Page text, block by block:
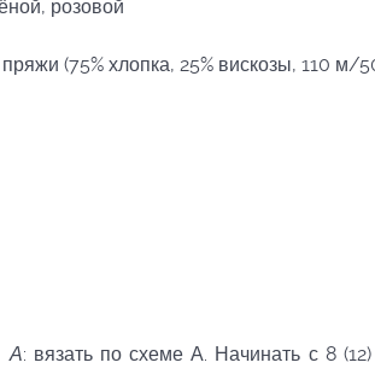
розовой
(75% хлопка, 25% вискозы, 110 м/
А: вязать по схеме А. Начинать с 8